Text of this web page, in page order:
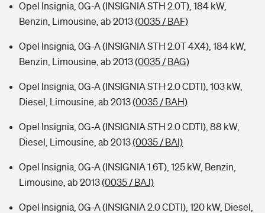
Opel Insignia, 0G-A (INSIGNIA STH 2.0T), 184 kW,
Benzin, Limousine, ab 2013(0035 / BAF)
Opel Insignia, 0G-A (INSIGNIA STH 2.0T 4X4), 184 kW,
Benzin, Limousine, ab 2013(0035 / BAG)
Opel Insignia, 0G-A (INSIGNIA STH 2.0 CDTI), 103 kW,
Diesel, Limousine, ab 2013(0035 / BAH)
Opel Insignia, 0G-A (INSIGNIA STH 2.0 CDTI), 88 kW,
Diesel, Limousine, ab 2013(0035 / BAI)
Opel Insignia, 0G-A (INSIGNIA 1.6T), 125 kW, Benzin,
Limousine, ab 2013(0035 / BAJ)
Opel Insignia, 0G-A (INSIGNIA 2.0 CDTI), 120 kW, Diesel,